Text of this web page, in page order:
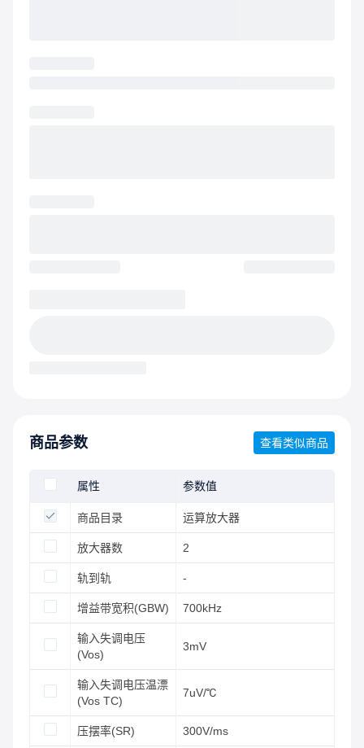
商品参数 查看类似商品
属性 参数值
商品目录 运算放大器
放大器数 2
轨到轨 -
增益带宽积(GBW) 700kHz
输入失调电压
(Vos)
3mV
输入失调电压温漂
(Vos TC)
7uV/℃
压摆率(SR) 300V/ms